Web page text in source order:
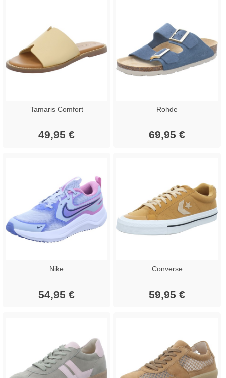
Tamaris Comfort
49,95 €
Rohde
69,95 €
Nike
54,95 €
Converse
59,95 €